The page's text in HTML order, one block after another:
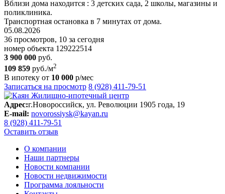
Вблизи дома находится : 3 детских сада, 2 школы, магазины и
поликлиника.
Транспортная остановка в 7 минутах от дома.
05.08.2026
36 просмотров, 10 за сегодня
номер объекта 129222514
3 900 000 руб.
109 859 руб./м2
В ипотеку от 10 000 р/мес
Записаться на просмотр 8 (928) 411-79-51
Адрес:г.Новороссийск, ул. Революции 1905 года, 19
E-mail: novorossiysk@kayan.ru
8 (928) 411-79-51
Оставить отзыв
О компании
Наши партнеры
Новости компании
Новости недвижимости
Программа лояльности